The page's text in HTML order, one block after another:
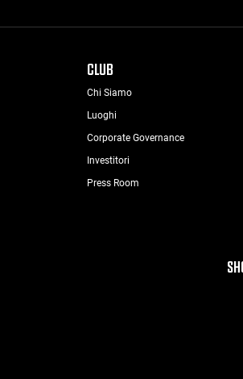
CLUB
Chi Siamo
Luoghi
Corporate Governance
Investitori
Press Room